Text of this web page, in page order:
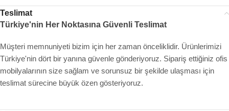
Teslimat
Türkiye'nin Her Noktasına Güvenli Teslimat
Müşteri memnuniyeti bizim için her zaman önceliklidir. Ürünlerimizi
Türkiye'nin dört bir yanına güvenle gönderiyoruz. Sipariş ettiğiniz ofis
mobilyalarının size sağlam ve sorunsuz bir şekilde ulaşması için
teslimat sürecine büyük özen gösteriyoruz.